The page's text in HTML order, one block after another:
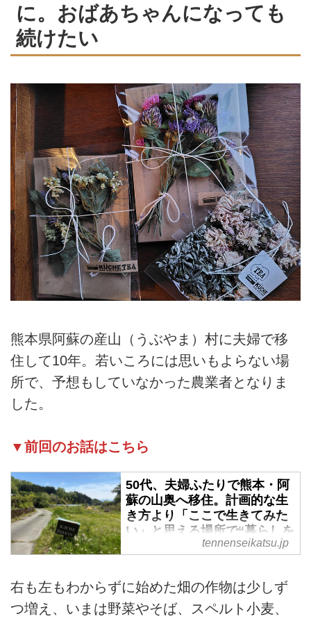
に。おばあちゃんになっても
続けたい
熊本県阿蘇の産山（うぶやま）村に夫婦で移
住して10年。若いころには思いもよらない場
所で、予想もしていなかった農業者となりま
した。
▼前回のお話はこちら
50代、夫婦ふたりで熊本・阿
蘇の山奥へ移住。計画的な生
き方より「ここで生きてみた
い」と思える場所で“暮らしを
手づくり”してみる／asoうぶ
熊本県・阿蘇の山奥で平日は畑仕
事、週末は夫と小さなレストラン
tennenseikatsu.jp
右も左もわからずに始めた畑の作物は少しず
つ増え、いまは野菜やそば、スペルト小麦、